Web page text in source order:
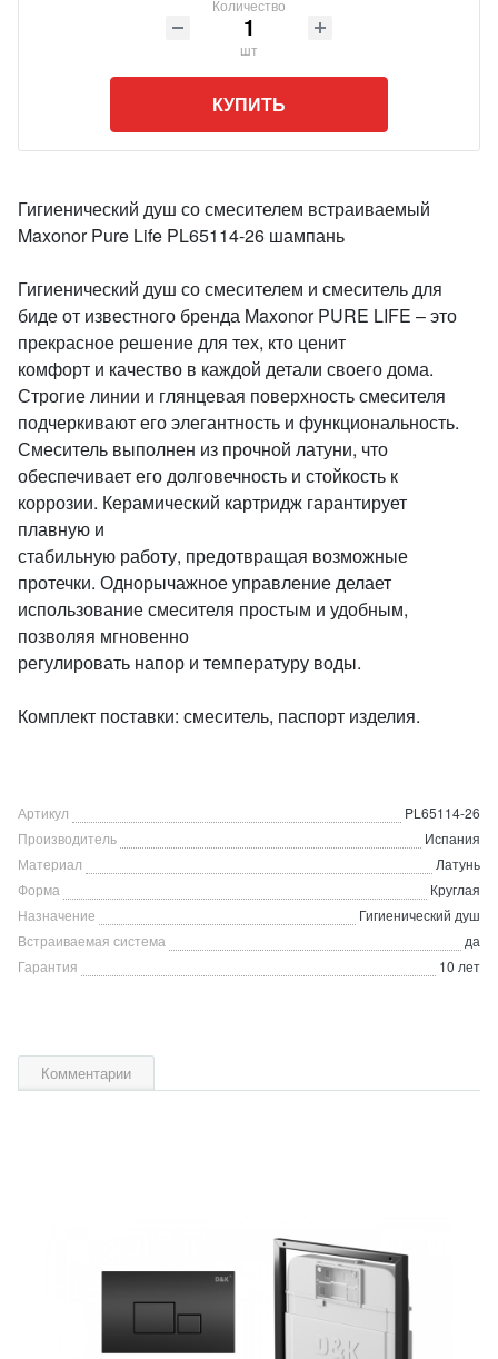
Количество
шт
КУПИТЬ
Гигиенический душ со смесителем встраиваемый
Maxonor Pure Life PL65114-26 шампань
Гигиенический душ со смесителем и смеситель для
биде от известного бренда Maxonor PURE LIFE – это
прекрасное решение для тех, кто ценит
комфорт и качество в каждой детали своего дома.
Строгие линии и глянцевая поверхность смесителя
подчеркивают его элегантность и функциональность.
Смеситель выполнен из прочной латуни, что
обеспечивает его долговечность и стойкость к
коррозии. Керамический картридж гарантирует
плавную и
стабильную работу, предотвращая возможные
протечки. Однорычажное управление делает
использование смесителя простым и удобным,
позволяя мгновенно
регулировать напор и температуру воды.
Комплект поставки: смеситель, паспорт изделия.
Артикул
PL65114-26
Производитель
Испания
Материал
Латунь
Форма
Круглая
Назначение
Гигиенический душ
Встраиваемая система
да
Гарантия
10 лет
Комментарии